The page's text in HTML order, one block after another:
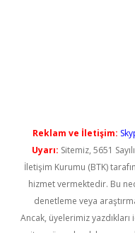
Reklam ve İletişim:
Uyarı: Sitemiz, 5651
İletişim Kurumu (BTK)
hizmet vermektedir. Bu
denetleme veya
Ancak, üyelerimiz